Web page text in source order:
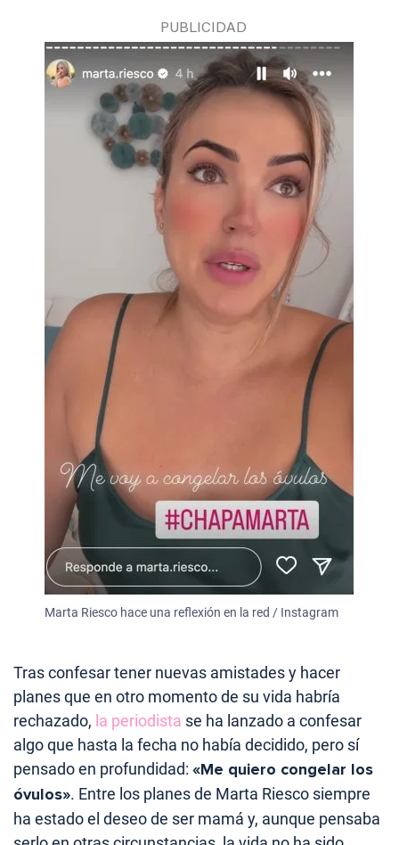
Marta Riesco hace una reflexión en la red / Instagram
Tras confesar tener nuevas amistades y hacer
planes que en otro momento de su vida habría
rechazado, la periodista se ha lanzado a confesar
algo que hasta la fecha no había decidido, pero sí
pensado en profundidad: «Me quiero congelar los
óvulos». Entre los planes de Marta Riesco siempre
ha estado el deseo de ser mamá y, aunque pensaba